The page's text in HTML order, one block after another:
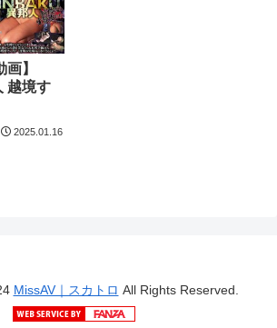
】
越境す
2025.01.16
MissAV｜スカトロ All Rights Reserved.